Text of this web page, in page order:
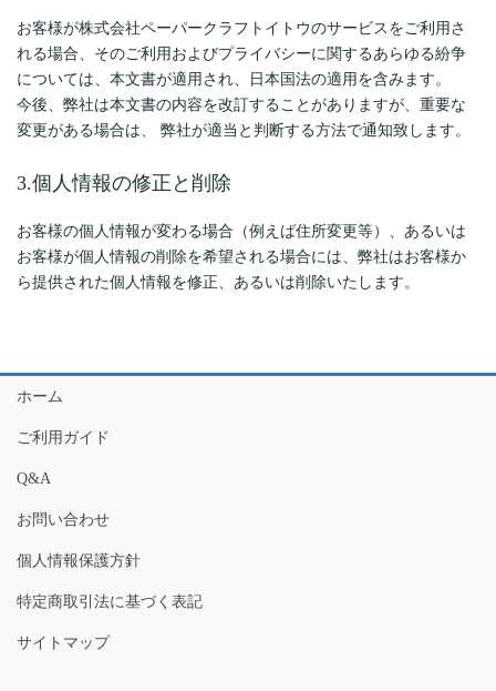
お客様が株式会社ペーパークラフトイトウのサービスをご利用さ
れる場合、そのご利用およびプライバシーに関するあらゆる紛争
については、本文書が適用され、日本国法の適用を含みます。
今後、弊社は本文書の内容を改訂することがありますが、重要な
変更がある場合は、 弊社が適当と判断する方法で通知致します。
3.個人情報の修正と削除
お客様の個人情報が変わる場合（例えば住所変更等）、あるいは
お客様が個人情報の削除を希望される場合には、弊社はお客様か
ら提供された個人情報を修正、あるいは削除いたします。
ホーム
ご利用ガイド
Q&A
お問い合わせ
個人情報保護方針
特定商取引法に基づく表記
サイトマップ